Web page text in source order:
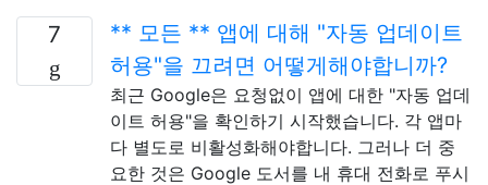
7
** 모든 ** 앱에 대해 "자동 업데이트
허용"을 끄려면 어떻게해야합니까?
최근 Google은 요청없이 앱에 대한 "자동 업데
이트 허용"을 확인하기 시작했습니다. 각 앱마
다 별도로 비활성화해야합니다. 그러나 더 중
요한 것은 Google 도서를 내 휴대 전화로 푸시